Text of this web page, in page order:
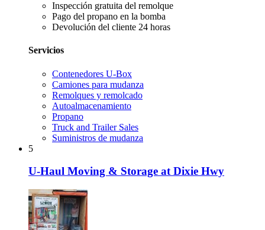
Inspección gratuita del remolque
Pago del propano en la bomba
Devolución del cliente 24 horas
Servicios
Contenedores U-Box
Camiones para mudanza
Remolques y remolcado
Autoalmacenamiento
Propano
Truck and Trailer Sales
Suministros de mudanza
5
U-Haul Moving & Storage at Dixie Hwy